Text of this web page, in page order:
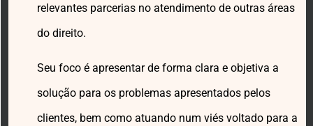
relevantes parcerias no atendimento de outras áreas
do direito.
Seu foco é apresentar de forma clara e objetiva a
solução para os problemas apresentados pelos
clientes, bem como atuando num viés voltado para a